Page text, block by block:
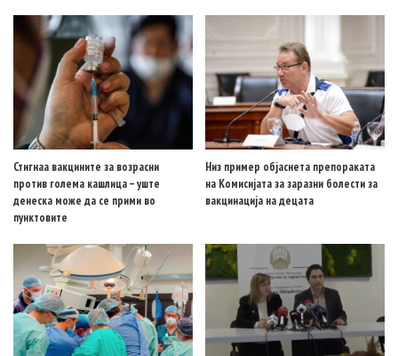
Стигнаа вакцините за возрасни
против голема кашлица – уште
денеска може да се прими во
пунктовите
Низ пример објаснета препораката
на Комисијата за заразни болести за
вакцинација на децата